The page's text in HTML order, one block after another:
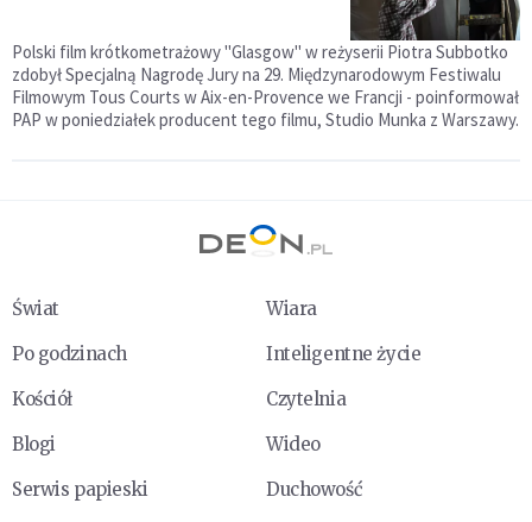
Polski film krótkometrażowy "Glasgow" w reżyserii Piotra Subbotko
zdobył Specjalną Nagrodę Jury na 29. Międzynarodowym Festiwalu
Filmowym Tous Courts w Aix-en-Provence we Francji - poinformował
PAP w poniedziałek producent tego filmu, Studio Munka z Warszawy.
Świat
Wiara
Po godzinach
Inteligentne życie
Kościół
Czytelnia
Blogi
Wideo
Serwis papieski
Duchowość